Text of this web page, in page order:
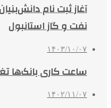
آغاز ثبت نام
نفت و گاز استانبول
۱۴۰۳/۱۰/۰۷
ساعت کاری بانک‌ها
۱۴۰۲/۱۱/۰۷